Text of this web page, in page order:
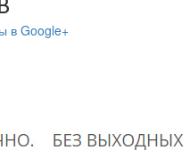
в Google+